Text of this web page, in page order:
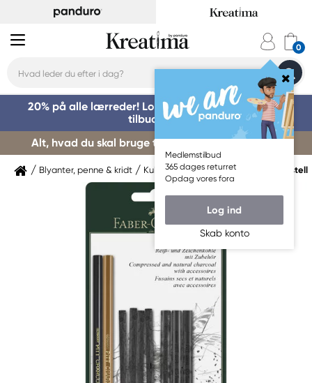
Medlemstilbud
365 dages returret
Opdag vores fora
Log ind
Skab konto
20% på alle lærreder! Log på for at benytte dig af
tilbuddet »
Alt, hvad du skal bruge til kursusstart – køb her »
Blyanter, penne & kridt Kulblyanter & tegnekul Faber-Castell